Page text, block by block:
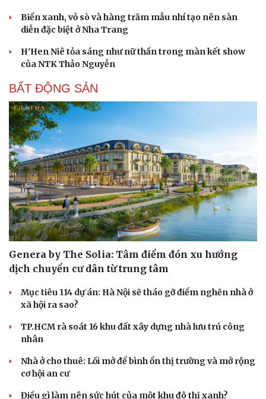
Sân khấu - Điện ảnh
Văn học
Âm nhạc
Di sản
Nghệ sĩ
Biển xanh, vỏ sò và hàng trăm mẫu nhí tạo nên sàn
diễn đặc biệt ở Nha Trang
H'Hen Niê tỏa sáng như nữ thần trong màn kết show
của NTK Thảo Nguyễn
BẤT ĐỘNG SẢN
Genera by The Solia: Tâm điểm đón xu hướng
dịch chuyển cư dân từ trung tâm
Mục tiêu 114 dự án: Hà Nội sẽ tháo gỡ điểm nghẽn nhà ở
xã hội ra sao?
TP.HCM rà soát 16 khu đất xây dựng nhà lưu trú công
nhân
Nhà ở cho thuê: Lối mở để bình ổn thị trường và mở rộng
cơ hội an cư
Điều gì làm nên sức hút của một khu đô thị xanh?